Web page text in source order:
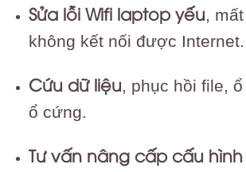
Sửa lỗi Wifi laptop yếu,
không kết nối được Internet.
Cứu dữ liệu, phục hồi file,
ổ cứng.
Tư vấn nâng cấp cấu hình